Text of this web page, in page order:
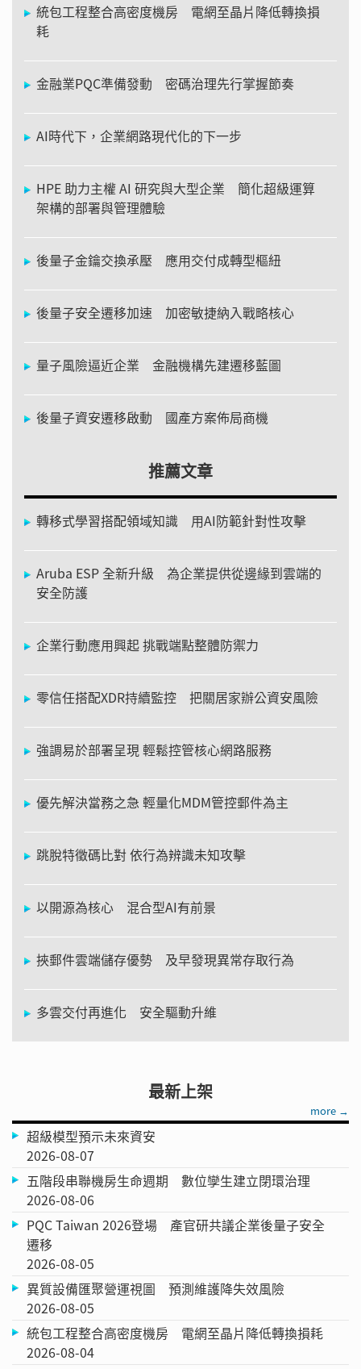
統包工程整合高密度機房 電網至晶片降低轉換損
耗
金融業PQC準備發動 密碼治理先行掌握節奏
AI時代下，企業網路現代化的下一步
HPE 助力主權 AI 研究與大型企業 簡化超級運算
架構的部署與管理體驗
後量子金鑰交換承壓 應用交付成轉型樞紐
後量子安全遷移加速 加密敏捷納入戰略核心
量子風險逼近企業 金融機構先建遷移藍圖
後量子資安遷移啟動 國產方案佈局商機
推薦文章
轉移式學習搭配領域知識 用AI防範針對性攻擊
Aruba ESP 全新升級 為企業提供從邊緣到雲端的
安全防護
企業行動應用興起 挑戰端點整體防禦力
零信任搭配XDR持續監控 把關居家辦公資安風險
強調易於部署呈現 輕鬆控管核心網路服務
優先解決當務之急 輕量化MDM管控郵件為主
跳脫特徵碼比對 依行為辨識未知攻擊
以開源為核心 混合型AI有前景
挾郵件雲端儲存優勢 及早發現異常存取行為
多雲交付再進化 安全驅動升維
最新上架
more →
超級模型預示未來資安
2026-08-07
五階段串聯機房生命週期 數位孿生建立閉環治理
2026-08-06
PQC Taiwan 2026登場 產官研共議企業後量子安全
遷移
2026-08-05
異質設備匯聚營運視圖 預測維護降失效風險
2026-08-05
統包工程整合高密度機房 電網至晶片降低轉換損耗
2026-08-04